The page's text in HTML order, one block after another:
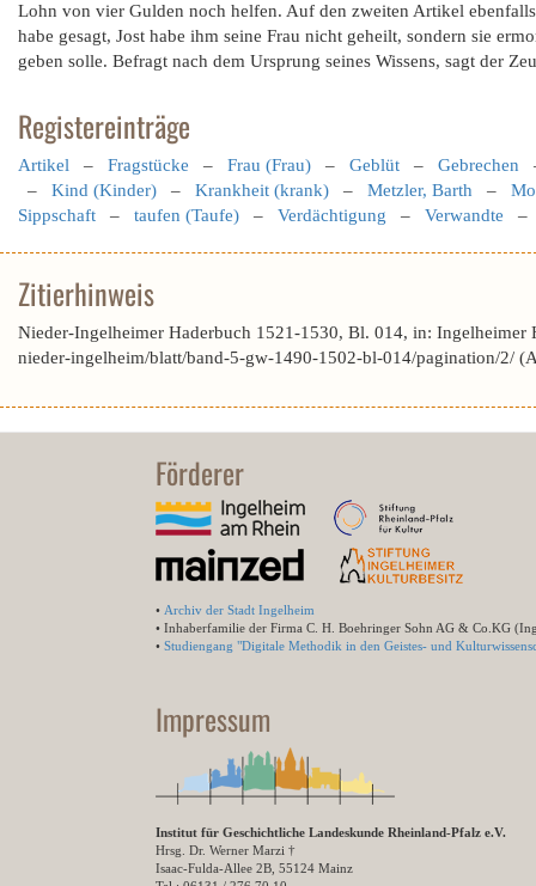
Lohn von vier Gulden noch helfen. Auf den zweiten Artikel
habe gesagt, Jost habe ihm seine Frau nicht geheilt, sondern sie
geben solle. Befragt nach dem Ursprung seines Wissens, sagt der
Registereinträge
Artikel – Fragstücke – Frau (Frau) – Geblüt – Gebrechen
– Kind (Kinder) – Krankheit (krank) – Metzler, Barth –
Sippschaft – taufen (Taufe) – Verdächtigung – Verwandte
Zitierhinweis
Nieder-Ingelheimer Haderbuch 1521-1530, Bl. 014, in:
nieder-ingelheim/blatt/band-5-gw-1490-1502-bl-014/pagination/2/
Förderer
• Archiv der Stadt Ingelheim
• Inhaberfamilie der Firma C. H. Boehringer Sohn AG & Co.KG
• Studiengang "Digitale Methodik in den Geistes- und
Impressum
Institut für Geschichtliche Landeskunde Rheinland-Pfalz e.V.
Hrsg. Dr. Werner Marzi †
Isaac-Fulda-Allee 2B, 55124 Mainz